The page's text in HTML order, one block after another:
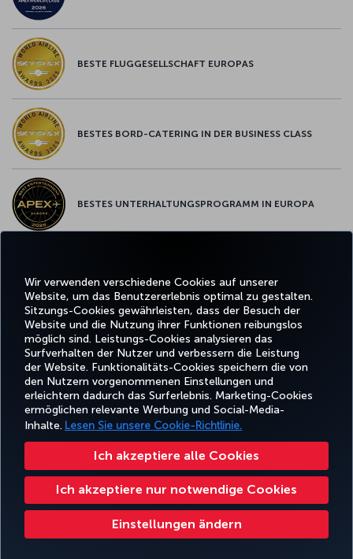
Wir verwenden verschiedene Cookies auf unserer
Website, um das Benutzererlebnis optimal zu gestalten.
Sitzungs-Cookies gewährleisten, dass der Besuch der
Website und die Nutzung ihrer Funktionen reibungslos
möglich sind. Leistungs-Cookies analysieren das
Surfverhalten der Nutzer und verbessern die Leistung
der Website. Funktionalitäts-Cookies speichern die von
den Nutzern vorgenommenen Einstellungen und
erleichtern dadurch das Surferlebnis. Marketing-Cookies
ermöglichen relevante Werbung und Social-Media-
Inhalte. Lesen Sie unsere Cookie-Richtlinie.
Ich akzeptiere alle Cookies
Ich akzeptiere nur notwendige Cookies
Einstellungen ändern
BESTE FLUGGESELLSCHAFT EUROPAS
BESTES BORD-CATERING IN DER BUSINESS CLASS
BESTES UNTERHALTUNGSPROGRAMM IN EUROPA
Facebook
TwitterInstagram
YouTubeLinkedIn
TikTokBlogPinterest
BUCHEN
UND
VERWALTEN
ERLEBNIS
ANGEBOTE
UND
REISEZIELE
HILFE MILES&SMILES
Barrierefreiheit Datenschutz- und Cookie-Richtlinie Rechtliche Hinweise Fluggastrechte
Cookie-Einstellungen ändern US DOT Kundenserviceplan Rechte betroffener Personen in der EU
Turkish Airlines Copyright © 1996 – 2026